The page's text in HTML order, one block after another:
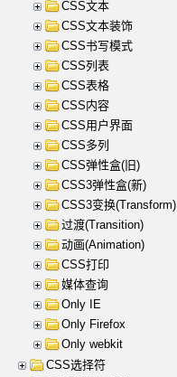
CSS文本
CSS文本装饰
CSS书写模式
CSS列表
CSS表格
CSS内容
CSS用户界面
CSS多列
CSS弹性盒(旧)
CSS3弹性盒(新)
CSS3变换(Transform)
过渡(Transition)
动画(Animation)
CSS打印
媒体查询
Only IE
Only Firefox
Only webkit
CSS选择符